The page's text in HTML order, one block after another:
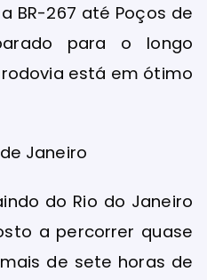
BR-267 até Poços de
para o longo
está em ótimo
Janeiro
do Rio do Janeiro
a percorrer quase
de sete horas de